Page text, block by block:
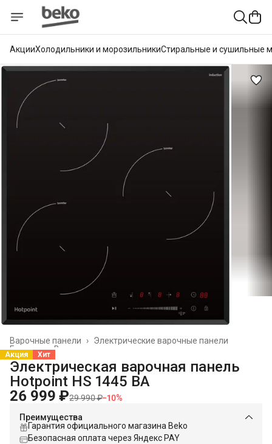
АкцииХолодильники и морозильникиСтиральные и сушильные
Электрические варочные панели
Варочные панели
›
Встраиваемая техника
Главная ›
Акция Хит
Электрическая варочная панель
Hotpoint HS 1445 BA
26 999 ₽29 990 ₽−10%
Преимущества
Гарантия официального магазина Beko
Безопасная оплата через Яндекс PAY